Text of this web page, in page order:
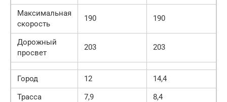
Максимальная
скорость
190 190
Дорожный
просвет
203 203
Город 12
14,4
Трасса
7,9
8,4